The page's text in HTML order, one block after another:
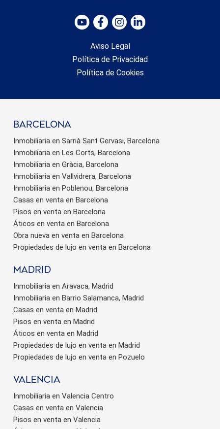
Aviso Legal
Política de Privacidad
Política de Cookies
barcelona
Inmobiliaria en Sarrià Sant Gervasi, Barcelona
Inmobiliaria en Les Corts, Barcelona
Inmobiliaria en Gràcia, Barcelona
Inmobiliaria en Vallvidrera, Barcelona
Inmobiliaria en Poblenou, Barcelona
Casas en venta en Barcelona
Pisos en venta en Barcelona
Áticos en venta en Barcelona
Obra nueva en venta en Barcelona
Propiedades de lujo en venta en Barcelona
Madrid
Inmobiliaria en Aravaca, Madrid
Inmobiliaria en Barrio Salamanca, Madrid
Casas en venta en Madrid
Pisos en venta en Madrid
Áticos en venta en Madrid
Propiedades de lujo en venta en Madrid
Propiedades de lujo en venta en Pozuelo
valencia
Inmobiliaria en Valencia Centro
Casas en venta en Valencia
Pisos en venta en Valencia